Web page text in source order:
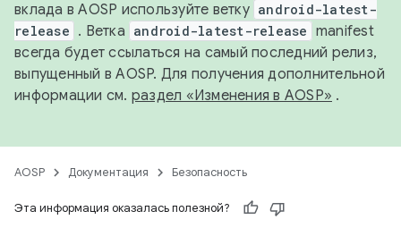
вклада в AOSP используйте ветку android-latest-
release . Ветка android-latest-release manifest
всегда будет ссылаться на самый последний релиз,
выпущенный в AOSP. Для получения дополнительной
информации см. раздел «Изменения в AOSP» .
AOSP Документация Безопасность
Эта информация оказалась полезной?